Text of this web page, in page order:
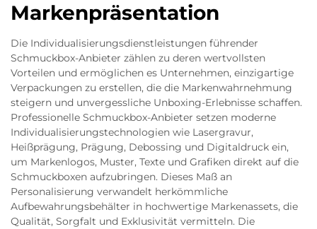
Markenpräsentation
Die Individualisierungsdienstleistungen führender
Schmuckbox-Anbieter zählen zu deren wertvollsten
Vorteilen und ermöglichen es Unternehmen, einzigartige
Verpackungen zu erstellen, die die Markenwahrnehmung
steigern und unvergessliche Unboxing-Erlebnisse schaffen.
Professionelle Schmuckbox-Anbieter setzen moderne
Individualisierungstechnologien wie Lasergravur,
Heißprägung, Prägung, Debossing und Digitaldruck ein,
um Markenlogos, Muster, Texte und Grafiken direkt auf die
Schmuckboxen aufzubringen. Dieses Maß an
Personalisierung verwandelt herkömmliche
Aufbewahrungsbehälter in hochwertige Markenassets, die
Qualität, Sorgfalt und Exklusivität vermitteln. Die